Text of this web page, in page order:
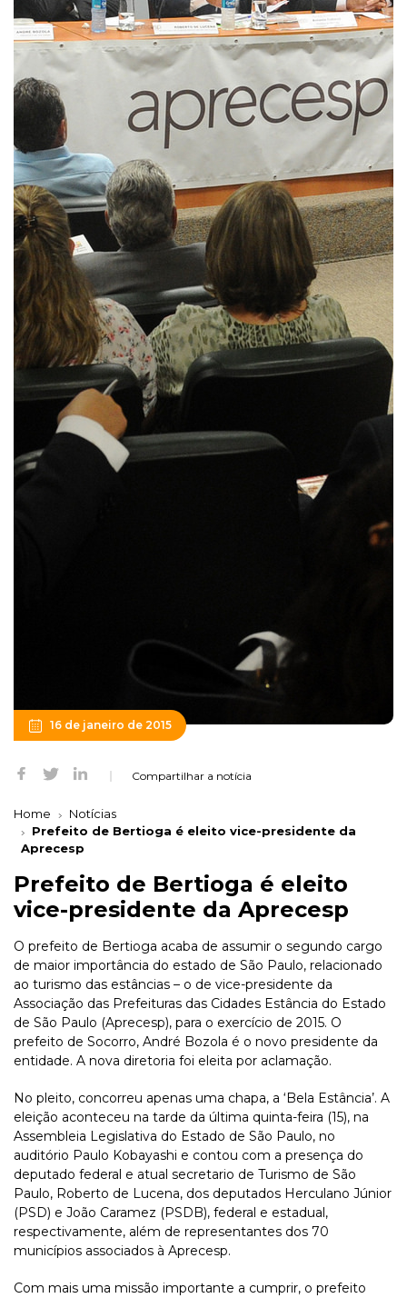
16 de janeiro de 2015
Compartilhar a notícia
Home
Notícias
Prefeito de Bertioga é eleito vice-presidente da
Aprecesp
Prefeito de Bertioga é eleito
vice-presidente da Aprecesp
O prefeito de Bertioga acaba de assumir o segundo cargo
de maior importância do estado de São Paulo, relacionado
ao turismo das estâncias – o de vice-presidente da
Associação das Prefeituras das Cidades Estância do Estado
de São Paulo (Aprecesp), para o exercício de 2015. O
prefeito de Socorro, André Bozola é o novo presidente da
entidade. A nova diretoria foi eleita por aclamação.
No pleito, concorreu apenas uma chapa, a ‘Bela Estância’. A
eleição aconteceu na tarde da última quinta-feira (15), na
Assembleia Legislativa do Estado de São Paulo, no
auditório Paulo Kobayashi e contou com a presença do
deputado federal e atual secretario de Turismo de São
Paulo, Roberto de Lucena, dos deputados Herculano Júnior
(PSD) e João Caramez (PSDB), federal e estadual,
respectivamente, além de representantes dos 70
municípios associados à Aprecesp.
Com mais uma missão importante a cumprir, o prefeito